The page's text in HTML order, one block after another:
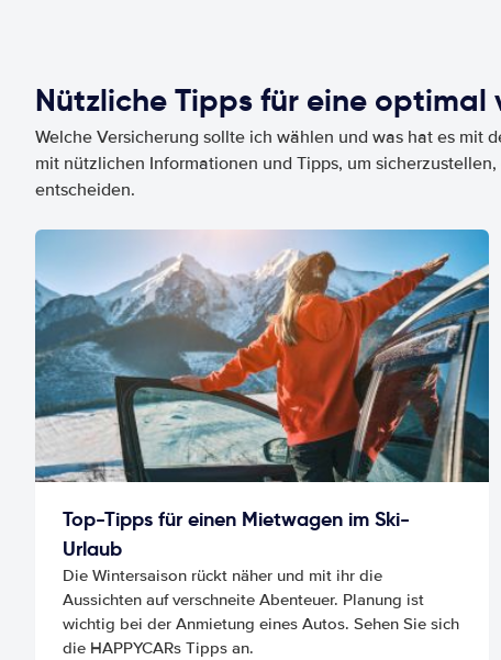
Nützliche Tipps für eine
Welche Versicherung sollte ich wählen und was hat es mit
mit nützlichen Informationen und Tipps, um
entscheiden.
Top-Tipps für einen Mietwagen im Ski-
Urlaub
Die Wintersaison rückt näher und mit ihr die
Aussichten auf verschneite Abenteuer. Planung ist
wichtig bei der Anmietung eines Autos. Sehen Sie sich
die HAPPYCARs Tipps an.